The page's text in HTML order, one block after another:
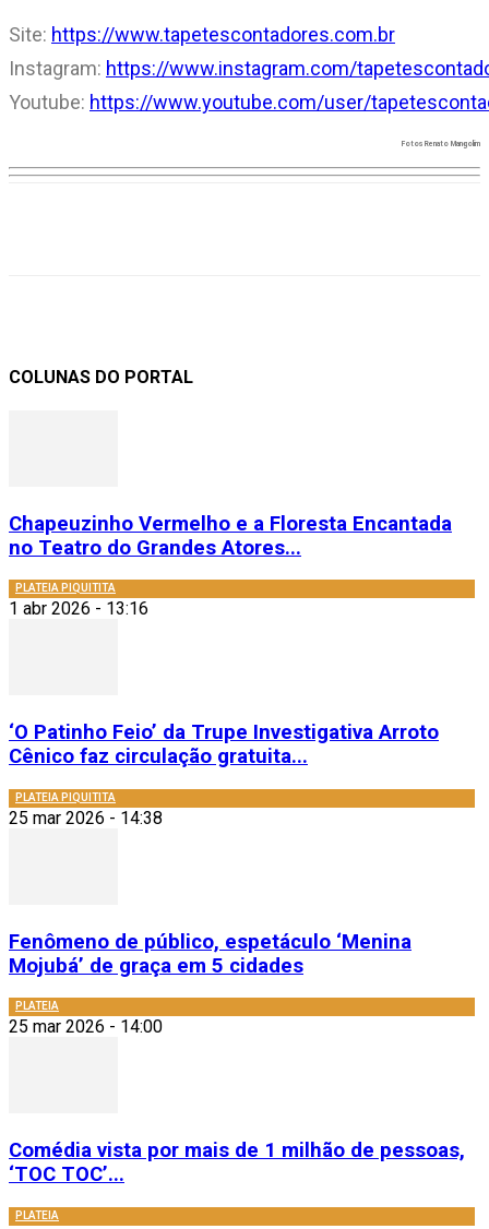
Site: https://www.tapetescontadores.com.br
Instagram: https://www.instagram.com/
Youtube: https://www.youtube.com/user/
Fotos Renato Mangolim
COLUNAS DO PORTAL
Chapeuzinho Vermelho e a Floresta Encantada
no Teatro do Grandes Atores...
PLATEIA PIQUITITA
1 abr 2026 - 13:16
‘O Patinho Feio’ da Trupe Investigativa Arroto
Cênico faz circulação gratuita...
PLATEIA PIQUITITA
25 mar 2026 - 14:38
Fenômeno de público, espetáculo ‘Menina
Mojubá’ de graça em 5 cidades
PLATEIA
25 mar 2026 - 14:00
Comédia vista por mais de 1 milhão de pessoas,
‘TOC TOC’...
PLATEIA